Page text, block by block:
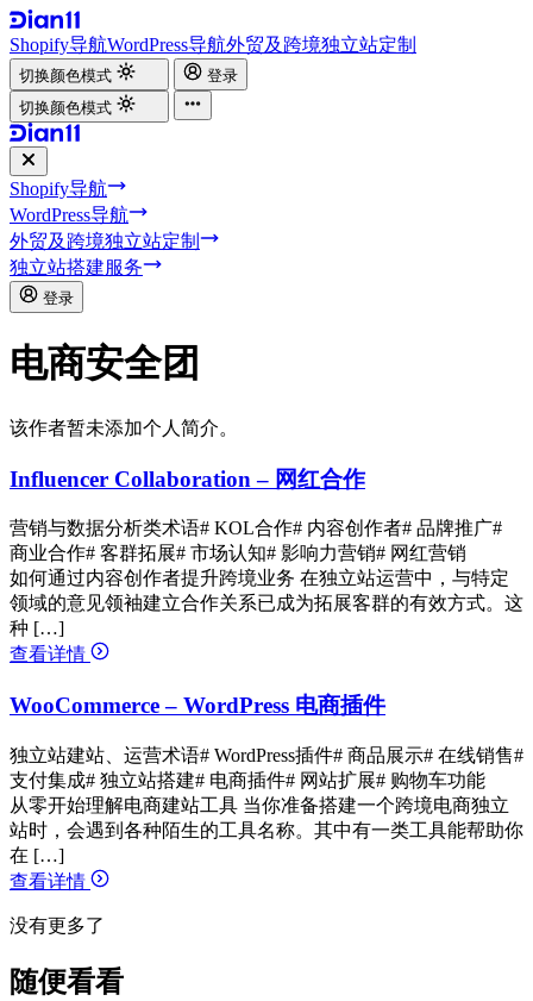
Shopify导航WordPress导航外贸及跨境独立站定制
切换颜色模式
登录
切换颜色模式
Shopify导航
WordPress导航
外贸及跨境独立站定制
独立站搭建服务
登录
电商安全团
该作者暂未添加个人简介。
Influencer Collaboration – 网红合作
营销与数据分析类术语# KOL合作# 内容创作者# 品牌推广#
商业合作# 客群拓展# 市场认知# 影响力营销# 网红营销
如何通过内容创作者提升跨境业务 在独立站运营中，与特定
领域的意见领袖建立合作关系已成为拓展客群的有效方式。这
种 […]
查看详情
WooCommerce – WordPress 电商插件
独立站建站、运营术语# WordPress插件# 商品展示# 在线销售#
支付集成# 独立站搭建# 电商插件# 网站扩展# 购物车功能
从零开始理解电商建站工具 当你准备搭建一个跨境电商独立
站时，会遇到各种陌生的工具名称。其中有一类工具能帮助你
在 […]
查看详情
没有更多了
随便看看